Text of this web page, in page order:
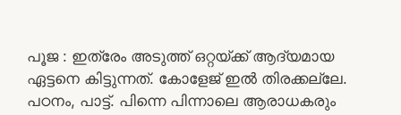
പൂജ : ഇത്രേം അടുത്ത് ഒറ്റയ്ക്ക് ആദ്യമായ
ഏട്ടനെ കിട്ടുന്നത്. കോളേജ് ഇൽ തിരക്കല്ലേ.
പഠനം, പാട്ട്. പിന്നെ പിന്നാലെ ആരാധകരും